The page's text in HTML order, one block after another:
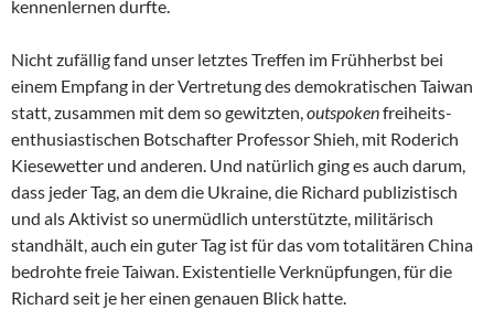
kennenlernen durfte.
Nicht zufällig fand unser letztes Treffen im Frühherbst bei
einem Empfang in der Vertretung des demokratischen Taiwan
statt, zusammen mit dem so gewitzten,outspokenfreiheits-
enthusiastischen Botschafter Professor Shieh, mit Roderich
Kiesewetter und anderen. Und natürlich ging es auch darum,
dass jeder Tag, an dem die Ukraine, die Richard publizistisch
und als Aktivist so unermüdlich unterstützte, militärisch
standhält, auch ein guter Tag ist für das vom totalitären China
bedrohte freie Taiwan. Existentielle Verknüpfungen, für die
Richard seit je her einen genauen Blick hatte.